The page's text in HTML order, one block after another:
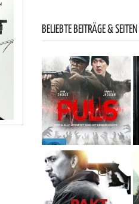
BELIEBTE BEITRÄGE & SEITEN